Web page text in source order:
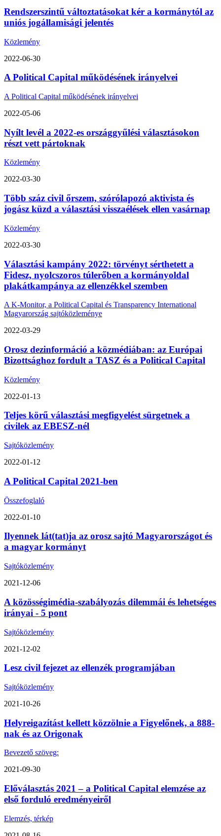
Rendszerszintű változtatásokat kér a kormánytól az
uniós jogállamisági jelentés
Közlemény
2022-06-30
A Political Capital működésének irányelvei
A Political Capital működésének irányelvei
2022-05-06
Nyílt levél a 2022-es országgyűlési választásokon
részt vett pártoknak
Közlemény
2022-03-30
Több száz civil őrszem, szórólapozó aktivista és
jogász küzd a választási visszaélések ellen vasárnap
Közlemény
2022-03-30
Választási kampány 2022: törvényt sérthetett a
Fidesz, nyolcszoros túlerőben a kormányoldal
plakátkampánya az ellenzékkel szemben
A K-Monitor, a Political Capital és Transparency International
Magyarország sajtóközleménye
2022-03-29
Orosz dezinformáció a közmédiában: az Európai
Bizottsághoz fordult a TASZ és a Political Capital
Közlemény
2022-01-13
Teljes körű választási megfigyelést sürgetnek a
civilek az EBESZ-nél
Sajtóközlemény
2022-01-12
A Political Capital 2021-ben
Összefoglaló
2022-01-10
Ilyennek lát(tat)ja az orosz sajtó Magyarországot és
a magyar kormányt
Sajtóközlemény
2021-12-06
A közösségimédia-szabályozás dilemmái és lehetséges
irányai - 5 pont
Sajtóközlemény
2021-12-02
Lesz civil fejezet az ellenzék programjában
Sajtóközlemény
2021-10-26
Helyreigazítást kellett közzölnie a Figyelőnek, a 888-
nak és az Origonak
Bevezető szöveg:
2021-09-30
Előválasztás 2021 – a Political Capital elemzése az
első forduló eredményeiről
Elemzés, térkép